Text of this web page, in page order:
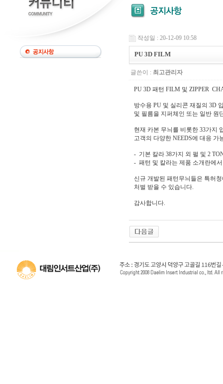
작성일 : 20-12-09 10:58
PU 3D FILM
글쓴이 : 최고관리자
PU 3D 패턴 FILM 및 ZIPPER
방수용 PU 및 실리콘 재질의 3D
및 필름을 지퍼체인 또는 일반 원
현재 카본 무늬를 비롯한 33가지
고객의 다양한 NEEDS에 대응
- 기본 칼라 38가지 외 펄 및 2
- 패턴 및 칼라는 제품 소개란에
신규 개발된 패턴무늬들은 특허
처벌 받을 수 있습니다.
감사합니다.